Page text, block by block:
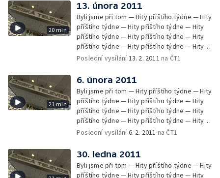
20 min
13. února 2011
Byli jsme při tom — Hity příštího týdne — Hity
příštího týdne — Hity příštího týdne — Hity
příštího týdne — Hity příštího týdne — Hity
příštího týdne — Hity příštího týdne — Hity
příštího týdne — Hity příštího týdne — Hity
příštího týdne — Zprávy Čétéčka
Poslední vysílání13. 2. 2011 na ČT1
21 min
6. února 2011
Byli jsme při tom — Hity příštího týdne — Hity
příštího týdne — Hity příštího týdne — Hity
příštího týdne — Hity příštího týdne — Hity
příštího týdne — Hity příštího týdne — Hity
příštího týdne — Hity příštího týdne — Hity
Zprávy Čétéčka
Poslední vysílání6. 2. 2011 na ČT1
30. ledna 2011
Byli jsme při tom — Hity příštího týdne — Hity
příštího týdne — Hity příštího týdne — Hity